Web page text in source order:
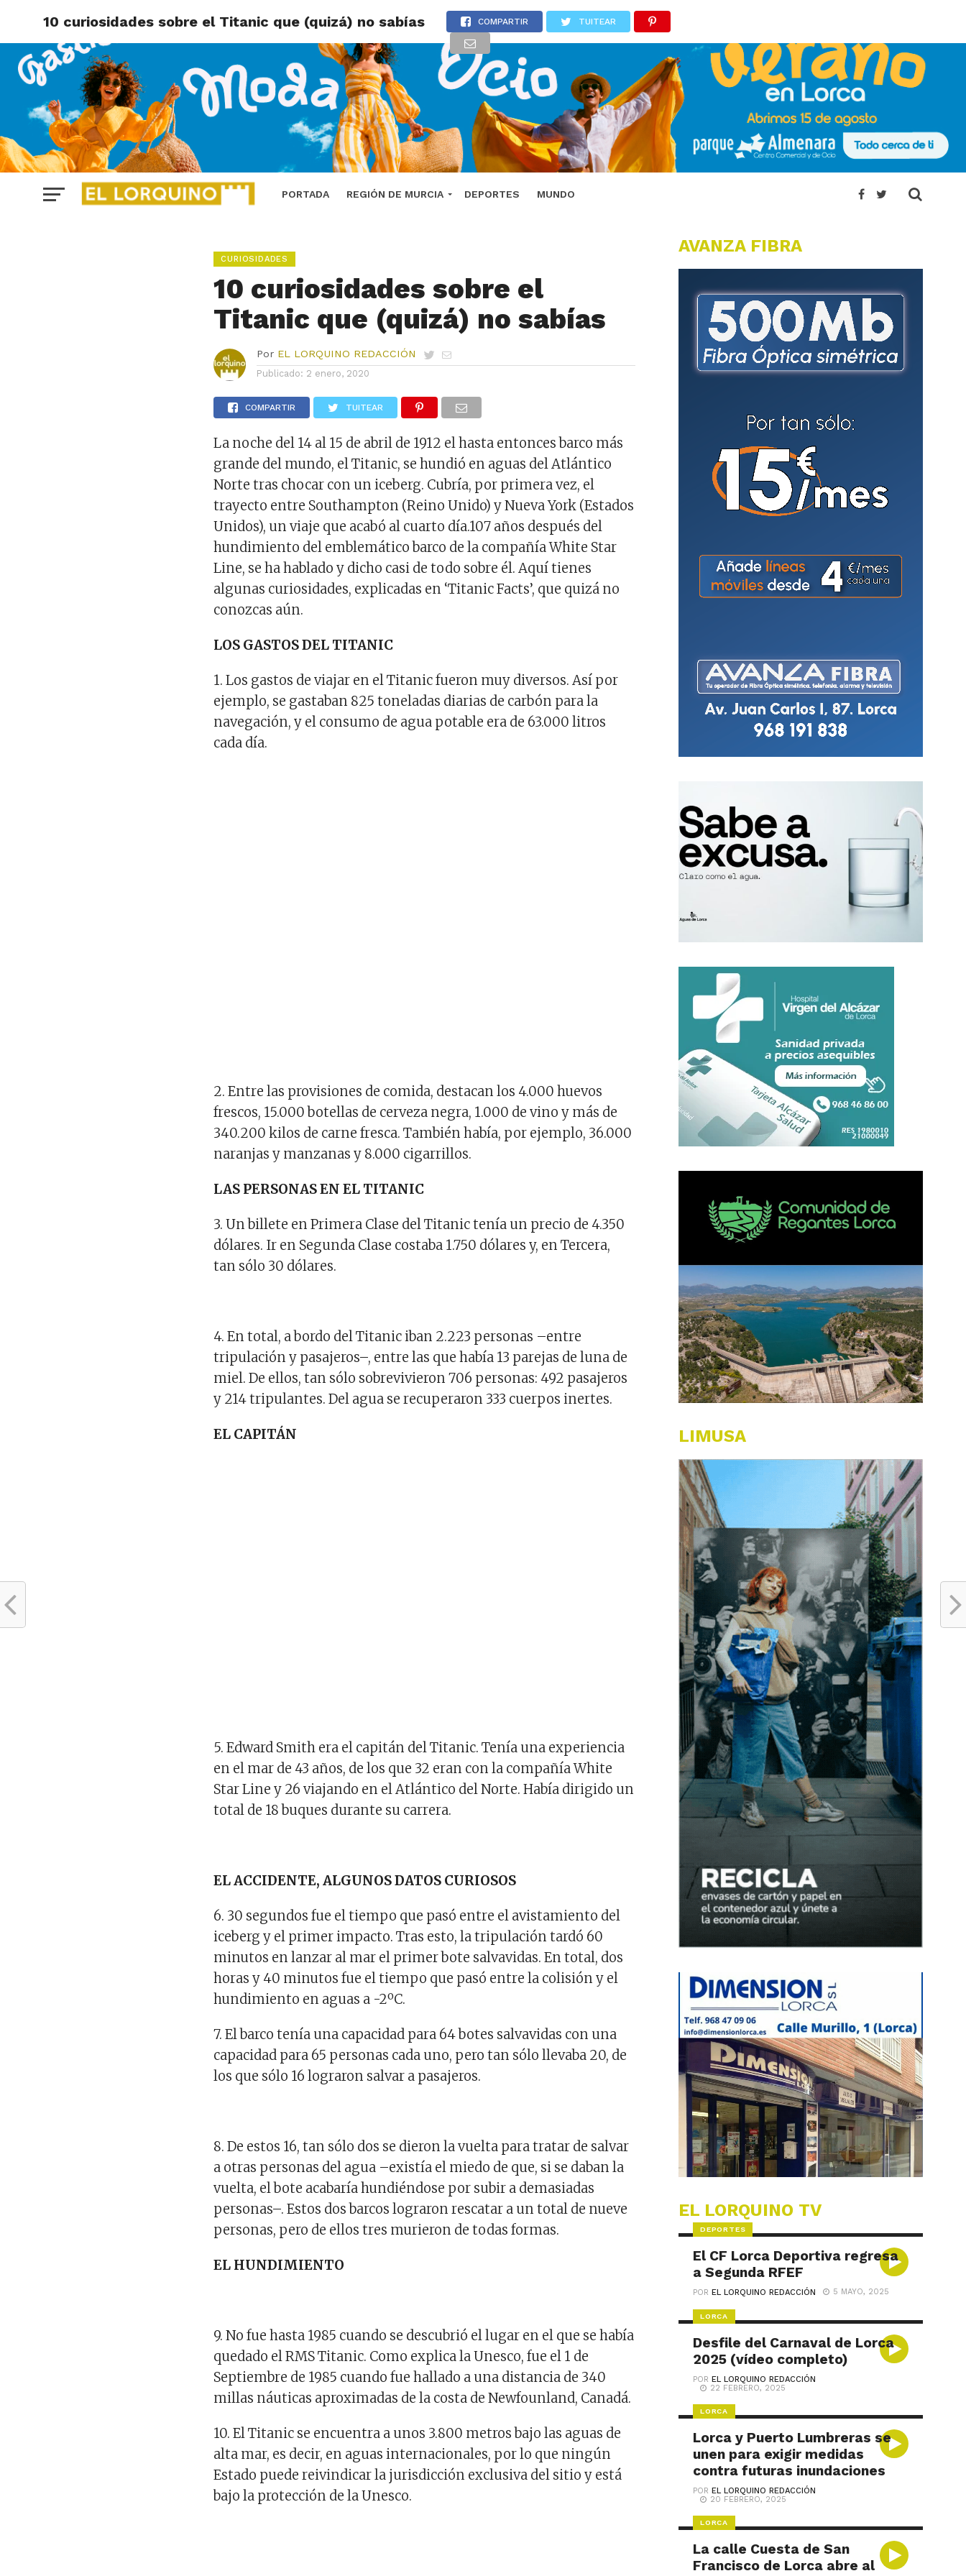
PORTADA REGIÓN DE MURCIA DEPORTES MUNDO
10 curiosidades sobre el Titanic que (quizá) no sabías COMPARTIR TUITEAR
CURIOSIDADES
10 curiosidades sobre el
Titanic que (quizá) no sabías
Por EL LORQUINO REDACCIÓN
Publicado: 2 enero, 2020
COMPARTIR TUITEAR
La noche del 14 al 15 de abril de 1912 el hasta entonces barco más
grande del mundo, el Titanic, se hundió en aguas del Atlántico
Norte tras chocar con un iceberg. Cubría, por primera vez, el
trayecto entre Southampton (Reino Unido) y Nueva York (Estados
Unidos), un viaje que acabó al cuarto día.107 años después del
hundimiento del emblemático barco de la compañía White Star
Line, se ha hablado y dicho casi de todo sobre él. Aquí tienes
algunas curiosidades, explicadas en ‘Titanic Facts’, que quizá no
conozcas aún.
LOS GASTOS DEL TITANIC
1. Los gastos de viajar en el Titanic fueron muy diversos. Así por
ejemplo, se gastaban 825 toneladas diarias de carbón para la
navegación, y el consumo de agua potable era de 63.000 litros
cada día.
2. Entre las provisiones de comida, destacan los 4.000 huevos
frescos, 15.000 botellas de cerveza negra, 1.000 de vino y más de
340.200 kilos de carne fresca. También había, por ejemplo, 36.000
naranjas y manzanas y 8.000 cigarrillos.
LAS PERSONAS EN EL TITANIC
3. Un billete en Primera Clase del Titanic tenía un precio de 4.350
dólares. Ir en Segunda Clase costaba 1.750 dólares y, en Tercera,
tan sólo 30 dólares.
4. En total, a bordo del Titanic iban 2.223 personas –entre
tripulación y pasajeros–, entre las que había 13 parejas de luna de
miel. De ellos, tan sólo sobrevivieron 706 personas: 492 pasajeros
y 214 tripulantes. Del agua se recuperaron 333 cuerpos inertes.
EL CAPITÁN
5. Edward Smith era el capitán del Titanic. Tenía una experiencia
en el mar de 43 años, de los que 32 eran con la compañía White
Star Line y 26 viajando en el Atlántico del Norte. Había dirigido un
total de 18 buques durante su carrera.
EL ACCIDENTE, ALGUNOS DATOS CURIOSOS
6. 30 segundos fue el tiempo que pasó entre el avistamiento del
iceberg y el primer impacto. Tras esto, la tripulación tardó 60
minutos en lanzar al mar el primer bote salvavidas. En total, dos
horas y 40 minutos fue el tiempo que pasó entre la colisión y el
hundimiento en aguas a -2ºC.
7. El barco tenía una capacidad para 64 botes salvavidas con una
capacidad para 65 personas cada uno, pero tan sólo llevaba 20, de
los que sólo 16 lograron salvar a pasajeros.
8. De estos 16, tan sólo dos se dieron la vuelta para tratar de salvar
a otras personas del agua –existía el miedo de que, si se daban la
vuelta, el bote acabaría hundiéndose por subir a demasiadas
personas–. Estos dos barcos lograron rescatar a un total de nueve
personas, pero de ellos tres murieron de todas formas.
EL HUNDIMIENTO
9. No fue hasta 1985 cuando se descubrió el lugar en el que se había
quedado el RMS Titanic. Como explica la Unesco, fue el 1 de
Septiembre de 1985 cuando fue hallado a una distancia de 340
millas náuticas aproximadas de la costa de Newfounland, Canadá.
10. El Titanic se encuentra a unos 3.800 metros bajo las aguas de
alta mar, es decir, en aguas internacionales, por lo que ningún
Estado puede reivindicar la jurisdicción exclusiva del sitio y está
bajo la protección de la Unesco.
AVANZA FIBRA
LIMUSA
EL LORQUINO TV
DEPORTES
El CF Lorca Deportiva regresa
a Segunda RFEF
POREL LORQUINO REDACCIÓN 5 MAYO, 2025
LORCA
Desfile del Carnaval de Lorca
2025 (vídeo completo)
POREL LORQUINO REDACCIÓN
22 FEBRERO, 2025
LORCA
Lorca y Puerto Lumbreras se
unen para exigir medidas
contra futuras inundaciones
POREL LORQUINO REDACCIÓN
20 FEBRERO, 2025
LORCA
La calle Cuesta de San
Francisco de Lorca abre al